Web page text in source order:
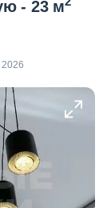
- 23 м
2026